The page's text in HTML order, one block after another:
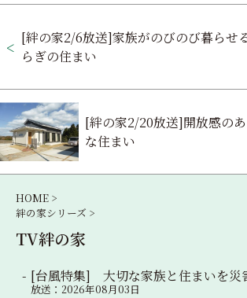
稿
ナ
ビ
ゲ
ー
シ
ョ
[絆の家2/6放送]家族がのびのび暮らせ
らぎの住まい
[絆の家2/20放送]開放感の
な住まい
HOME >
絆の家シリーズ >
TV絆の家
[台風特集] 大切な家族と住まいを災
放送：2026年08月03日